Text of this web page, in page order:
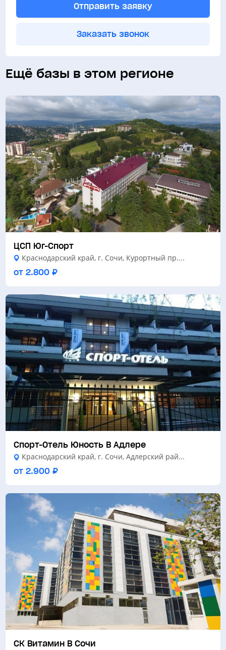
Отправить заявку
Заказать звонок
Ещё базы в этом регионе
ЦСП Юг-Спорт
Краснодарский край, г. Сочи, Курортный пр....
от 2.800 ₽
Спорт-Отель Юность В Адлере
Краснодарский край, г. Сочи, Адлерский рай...
от 2.900 ₽
СК Витамин В Сочи